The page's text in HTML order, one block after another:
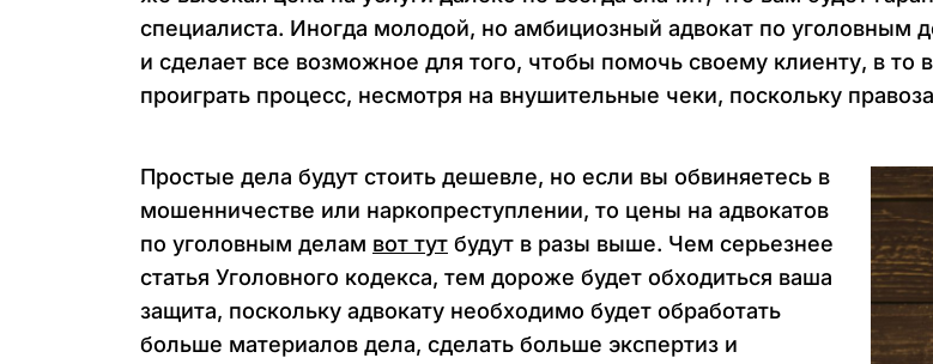
специалиста. Иногда молодой, но амбициозный адвокат по уголовным
и сделает все возможное для того, чтобы помочь своему клиенту, в
проиграть процесс, несмотря на внушительные чеки, поскольку
Простые дела будут стоить дешевле, но если вы обвиняетесь в
мошенничестве или наркопреступлении, то цены на адвокатов
по уголовным делам вот тут будут в разы выше. Чем серьезнее
статья Уголовного кодекса, тем дороже будет обходиться ваша
защита, поскольку адвокату необходимо будет обработать
больше материалов дела, сделать больше экспертиз и